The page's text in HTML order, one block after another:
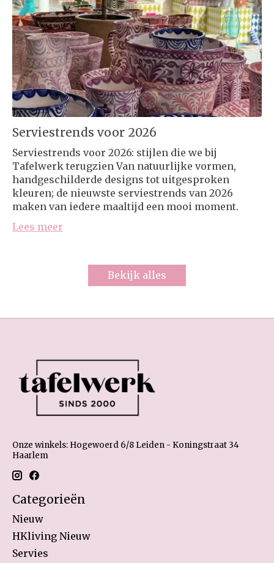
Serviestrends voor 2026
Serviestrends voor 2026: stijlen die we bij
Tafelwerk terugzien Van natuurlijke vormen,
handgeschilderde designs tot uitgesproken
kleuren; de nieuwste serviestrends van 2026
maken van iedere maaltijd een mooi moment.
Lees meer
Bekijk alles
Onze winkels: Hogewoerd 6/8 Leiden - Koningstraat 34
Haarlem
Categorieën
Nieuw
HKliving Nieuw
Servies